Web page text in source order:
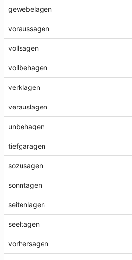
gewebelagen
voraussagen
vollsagen
vollbehagen
verklagen
verauslagen
unbehagen
tiefgaragen
sozusagen
sonntagen
seitenlagen
seeltagen
vorhersagen